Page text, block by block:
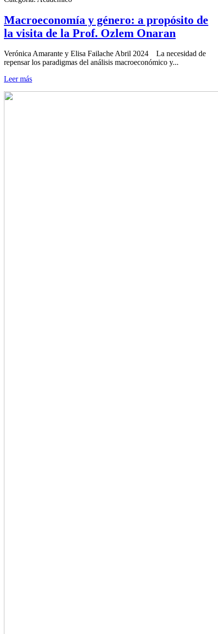
Macroeconomía y género: a propósito de
la visita de la Prof. Ozlem Onaran
Verónica Amarante y Elisa Failache Abril 2024 La necesidad de
repensar los paradigmas del análisis macroeconómico y...
Leer más